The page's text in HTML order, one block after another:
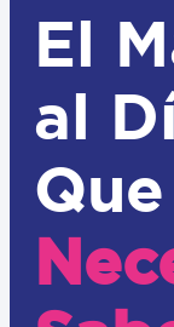
El
al
Que